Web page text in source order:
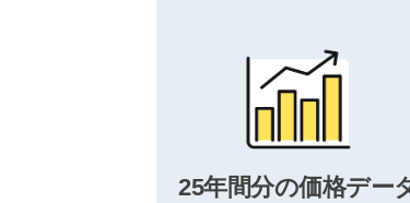
25年間分の価格デー